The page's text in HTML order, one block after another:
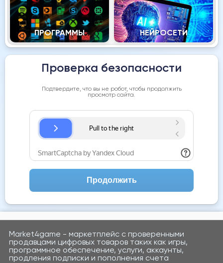
ПРОГРАММЫ НЕЙРОСЕТИ
Проверка безопасности
Подтвердите, что вы не робот, чтобы продолжить
просмотр сайта.
Продолжить
Market4game - маркетплейс с проверенными
продавцами цифровых товаров таких как игры,
программное обеспечение, услуги, аккаунты,
продления подписки и пополнения счета